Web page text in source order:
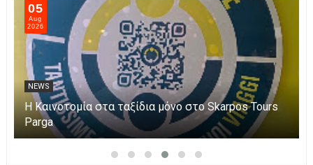
06
Aug
2026
NEWS
Η Πάργα τίμησε τη Μεταμόρφωση του Κυρίου